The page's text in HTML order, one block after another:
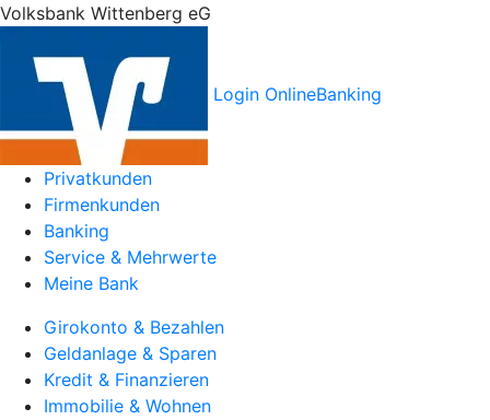
Volksbank Wittenberg eG
Login OnlineBanking
Privatkunden
Firmenkunden
Banking
Service & Mehrwerte
Meine Bank
Girokonto & Bezahlen
Geldanlage & Sparen
Kredit & Finanzieren
Immobilie & Wohnen